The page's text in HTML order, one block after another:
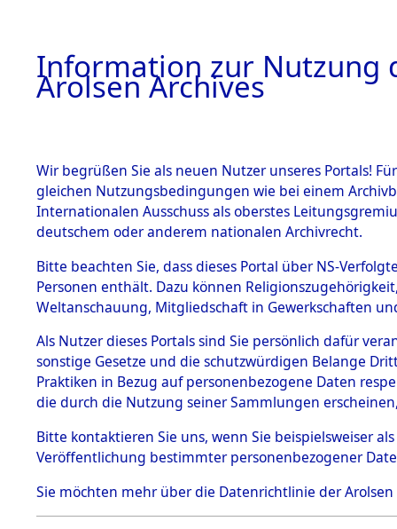
BILD
BESTÄNDE
1.
mente
5. Verschiedenes
5.3
Todesmärsche
5.3.1 Alliierte
Erhebungen
zu
Todesmärsch
en
5.3.2
0190-0001
Information zur Nutzung
Arolsen Archives
Wir begrüßen Sie als neuen Nutzer unseres Portals!
gleichen Nutzungsbedingungen wie bei einem
Internationalen Ausschuss als oberstes
deutschem oder anderem nationalen Archivrecht.
Bitte beachten Sie, dass dieses Portal über NS-
Personen enthält. Dazu können
Weltanschauung, Mitgliedschaft in Gewerkschaften
Als Nutzer dieses Portals sind Sie persönlich dafür
sonstige Gesetze und die schutzwürdigen Belange
Praktiken in Bezug auf personenbezogene Daten
die durch die Nutzung seiner Sammlungen
Bitte kontaktieren Sie uns, wenn Sie beispielsweiser
Veröffentlichung bestimmter personenbezogener
Sie möchten mehr über die Datenrichtlinie der Arolsen